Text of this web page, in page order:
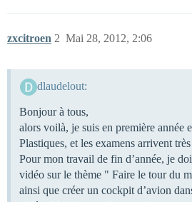
zxcitroen Mai 28, 2012, 2:06
2
dlaudelout:
Bonjour à tous,
alors voilà, je suis en première année
Plastiques, et les examens arrivent
Pour mon travail de fin d’année, je
vidéo sur le thème " Faire le tour du
ainsi que créer un cockpit d’avion